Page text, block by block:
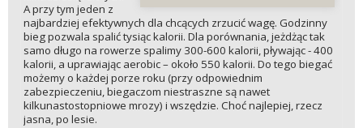
A przy tym jeden z
najbardziej efektywnych dla chcących zrzucić wagę. Godzinny
bieg pozwala spalić tysiąc kalorii. Dla porównania, jeżdżąc tak
samo długo na rowerze spalimy 300-600 kalorii, pływając - 400
kalorii, a uprawiając aerobic – około 550 kalorii. Do tego biegać
możemy o każdej porze roku (przy odpowiednim
zabezpieczeniu, biegaczom niestraszne są nawet
kilkunastostopniowe mrozy) i wszędzie. Choć najlepiej, rzecz
jasna, po lesie.